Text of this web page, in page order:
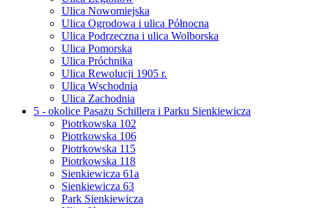
Ulica Nowomiejska
Ulica Ogrodowa i ulica Północna
Ulica Podrzeczna i ulica Wolborska
Ulica Pomorska
Ulica Próchnika
Ulica Rewolucji 1905 r.
Ulica Wschodnia
Ulica Zachodnia
5 - okolice Pasażu Schillera i Parku Sienkiewicza
Piotrkowska 102
Piotrkowska 106
Piotrkowska 115
Piotrkowska 118
Sienkiewicza 61a
Sienkiewicza 63
Park Sienkiewicza